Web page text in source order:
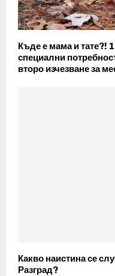
Къде е мама и тате?!
специални
второ изчезване за
Какво наистина се
Разград?